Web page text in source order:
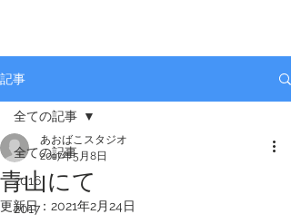
記事
全ての記事
2016
2017
全ての記事
青山にて
あおばこスタジオ
2017年5月8日
更新日： 2021年2月24日